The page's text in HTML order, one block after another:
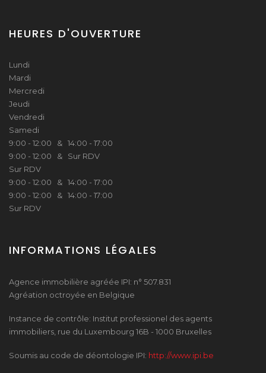
HEURES D'OUVERTURE
Lundi
Mardi
Mercredi
Jeudi
Vendredi
Samedi
9:00 - 12:00 & 14:00 - 17:00
9:00 - 12:00 & Sur RDV
Sur RDV
9:00 - 12:00 & 14:00 - 17:00
9:00 - 12:00 & 14:00 - 17:00
Sur RDV
INFORMATIONS LÉGALES
Agence immobilière agréée IPI: n° 507.831
Agréation octroyée en Belgique
Instance de contrôle: Institut professionel des agents
immobiliers, rue du Luxembourg 16B - 1000 Bruxelles
Soumis au code de déontologie IPI: http://www.ipi.be